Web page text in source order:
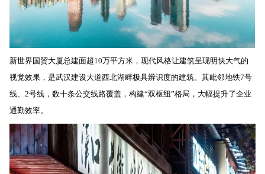
新世界国贸大厦总建面超10万平方米，现代风格让建筑呈现明快大气的
视觉效果，是武汉建设大道西北湖畔极具辨识度的建筑。其毗邻地铁7号
线、2号线，数十条公交线路覆盖，构建“双枢纽”格局，大幅提升了企业
通勤效率。